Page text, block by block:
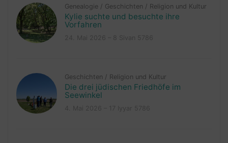
Genealogie / Geschichten / Religion und Kultur
Kylie suchte und besuchte ihre
Vorfahren
Geschichten / Religion und Kultur
Die drei jüdischen Friedhöfe im
Seewinkel